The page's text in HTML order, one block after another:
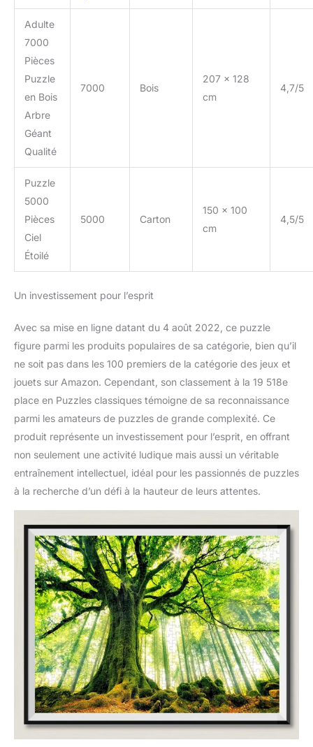
Adulte
7000
Pièces
Puzzle
en Bois
Arbre
Géant
Qualité
7000 Bois
207 x 128
cm
4,7/5
Puzzle
5000
Pièces
Ciel
Étoilé
5000 Carton
150 x 100
cm
4,5/5
Un investissement pour l’esprit
Avec sa mise en ligne datant du 4 août 2022, ce puzzle
figure parmi les produits populaires de sa catégorie, bien qu’il
ne soit pas dans les 100 premiers de la catégorie des jeux et
jouets sur Amazon. Cependant, son classement à la 19 518e
place en Puzzles classiques témoigne de sa reconnaissance
parmi les amateurs de puzzles de grande complexité. Ce
produit représente un investissement pour l’esprit, en offrant
non seulement une activité ludique mais aussi un véritable
entraînement intellectuel, idéal pour les passionnés de puzzles
à la recherche d’un défi à la hauteur de leurs attentes.